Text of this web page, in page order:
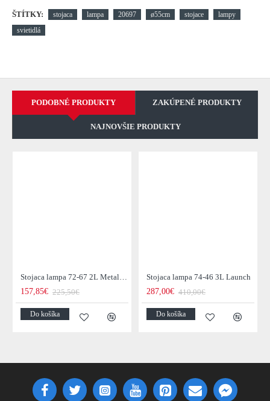
ŠTÍTKY: stojaca lampa 20697 ø55cm stojace
lampy
svietidlá
PODOBNÉ PRODUKTY ZAKÚPENÉ PRODUKTY
NAJNOVŠIE PRODUKTY
Stojaca lampa 72-67 2L Metal Blinds
157,85€ 225,50€
Do košíka
Stojaca lampa 74-46 3L Launch
287,00€ 410,00€
Do košíka